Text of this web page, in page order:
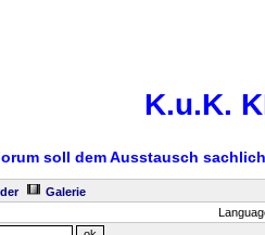
K.u.K.
soll dem Ausstausch
Galerie